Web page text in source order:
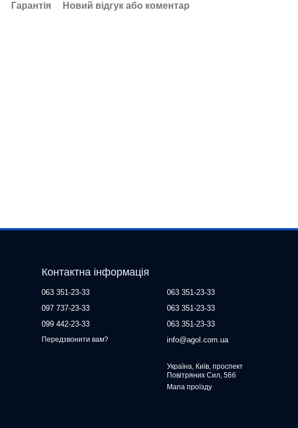
Гарантія Новий відгук або коментар
Контактна інформація
063 351-23-33
097 737-23-33
099 442-23-33
Передзвонити вам?
063 351-23-33
063 351-23-33
063 351-23-33
info@agol.com.ua
Україна, Київ, проспект
Повітряних Сил, 56б
Мапа проїзду